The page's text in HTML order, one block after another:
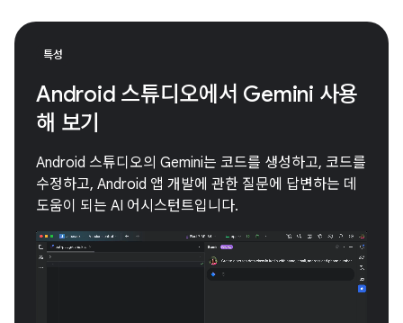
특성
Android 스튜디오에서 Gemini 사용
해 보기
Android 스튜디오의 Gemini는 코드를 생성하고, 코드를
수정하고, Android 앱 개발에 관한 질문에 답변하는 데
도움이 되는 AI 어시스턴트입니다.